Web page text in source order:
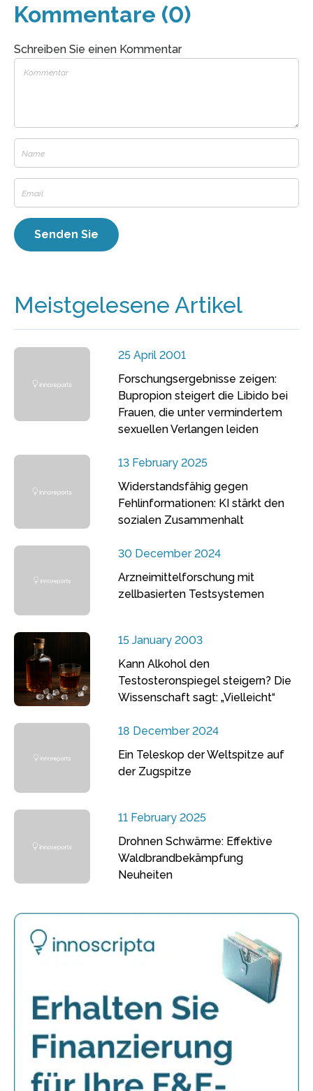
Kommentare (0)
Schreiben Sie einen Kommentar
Meistgelesene Artikel
25 April 2001
Forschungsergebnisse zeigen:
Bupropion steigert die Libido bei
Frauen, die unter vermindertem
sexuellen Verlangen leiden
13 February 2025
Widerstandsfähig gegen
Fehlinformationen: KI stärkt den
sozialen Zusammenhalt
30 December 2024
Arzneimittelforschung mit
zellbasierten Testsystemen
15 January 2003
Kann Alkohol den
Testosteronspiegel steigern? Die
Wissenschaft sagt: „Vielleicht“
18 December 2024
Ein Teleskop der Weltspitze auf
der Zugspitze
11 February 2025
Drohnen Schwärme: Effektive
Waldbrandbekämpfung
Neuheiten